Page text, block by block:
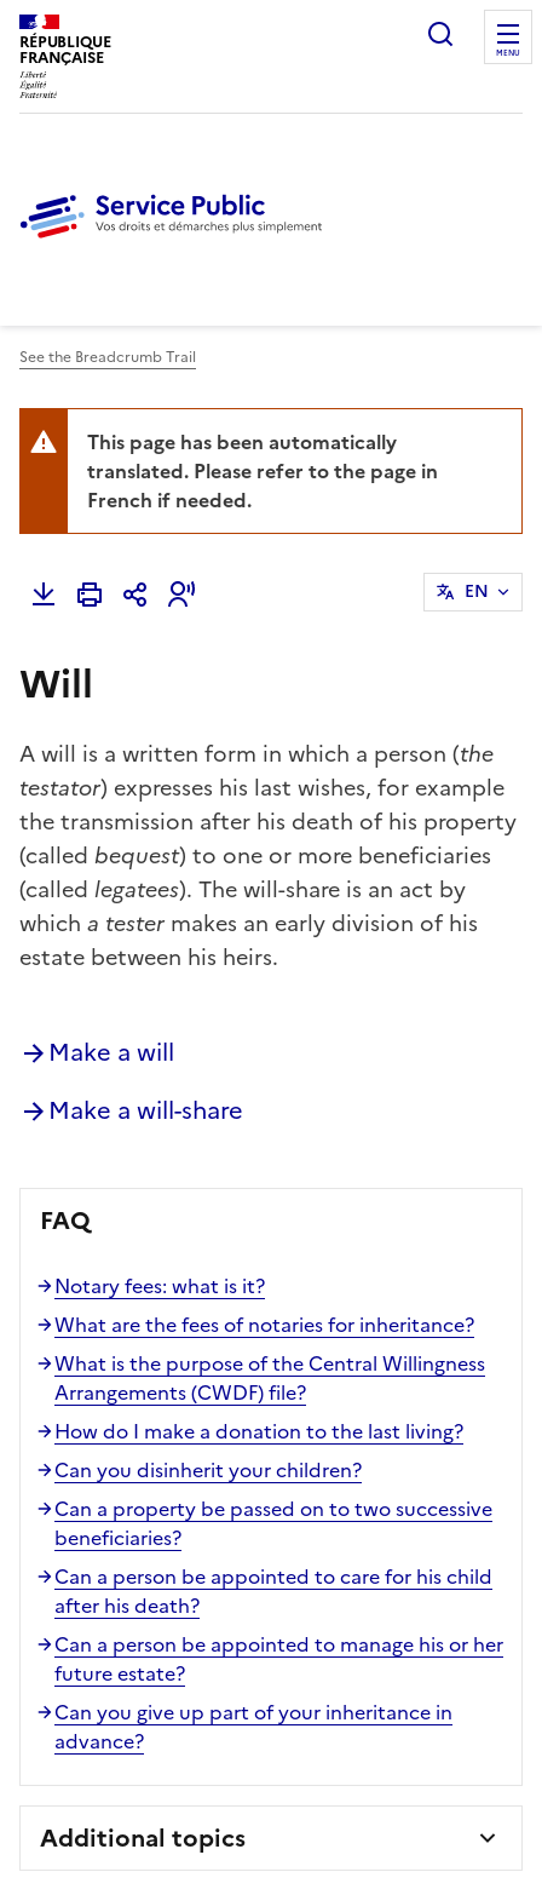
RÉPUBLIQUE
FRANÇAISE
Ouvrir
MENU
See the Breadcrumb Trail
This page has been automatically
translated. Please refer to the page in
French if needed.
EN
Will
A will is a written form in which a person (the
testator) expresses his last wishes, for example
the transmission after his death of his property
(called bequest) to one or more beneficiaries
(called legatees). The will-share is an act by
which a testermakes an early division of his
estate between his heirs.
Make a will
Make a will-share
FAQ
Notary fees: what is it?
What are the fees of notaries for inheritance?
What is the purpose of the Central Willingness
Arrangements (CWDF) file?
How do I make a donation to the last living?
Can you disinherit your children?
Can a property be passed on to two successive
beneficiaries?
Can a person be appointed to care for his child
after his death?
Can a person be appointed to manage his or her
future estate?
Can you give up part of your inheritance in
advance?
Additional topics